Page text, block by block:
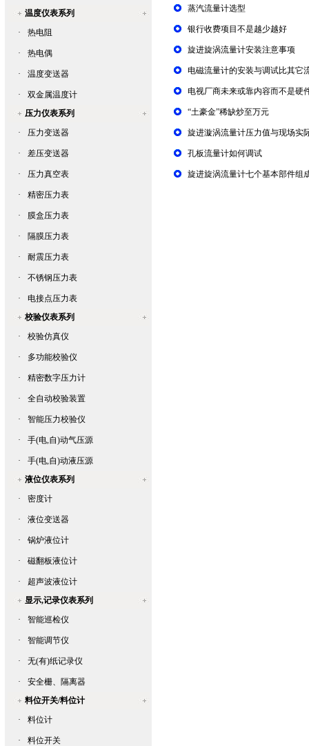
温度仪表系列
·
热电阻
· 热电偶
· 温度变送器
·
双金属温度计
压力仪表系列
·
压力变送器
· 差压变送器
· 压力真空表
· 精密压力表
· 膜盒压力表
· 隔膜压力表
· 耐震压力表
· 不锈钢压力表
·
电接点压力表
校验仪表系列
·
校验仿真仪
· 多功能校验仪
· 精密数字压力计
· 全自动校验装置
· 智能压力校验仪
· 手(电,自)动气压源
·
手(电,自)动液压源
液位仪表系列
·
密度计
· 液位变送器
· 锅炉液位计
· 磁翻板液位计
·
超声波液位计
显示,记录仪表系列
·
智能巡检仪
· 智能调节仪
· 无(有)纸记录仪
·
安全栅、隔离器
料位开关/料位计
·
料位计
· 料位开关
蒸汽流量计选型
银行收费项目不是越少越好
旋进旋涡流量计安装注意事项
电磁流量计的安装与调试比其它
电视厂商未来或靠内容而不是硬
“土豪金”稀缺炒至万元
旋进漩涡流量计压力值与现场实
孔板流量计如何调试
旋进旋涡流量计七个基本部件组